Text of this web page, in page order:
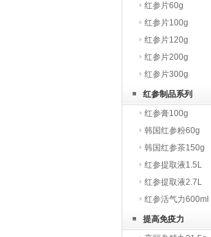
红参片60g
红参片100g
红参片120g
红参片200g
红参片300g
红参制品系列
红参膏100g
韩国红参粉60g
韩国红参茶150g
红参提取液1.5L
红参提取液2.7L
红参活气力600ml
提高免疫力